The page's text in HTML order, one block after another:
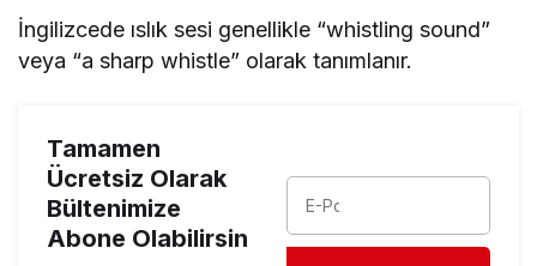
İngilizcede ıslık sesi genellikle “whistling sound”
veya “a sharp whistle” olarak tanımlanır.
Tamamen
Ücretsiz Olarak
Bültenimize
Abone Olabilirsin